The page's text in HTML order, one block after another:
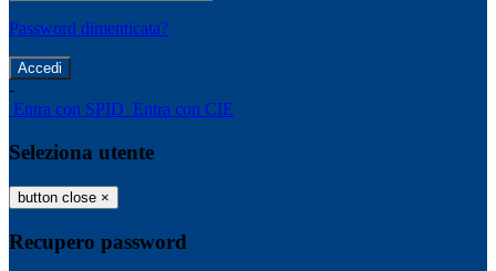
Password dimenticata?
-
Entra con SPID Entra con CIE
Seleziona utente
button close ×
Recupero password